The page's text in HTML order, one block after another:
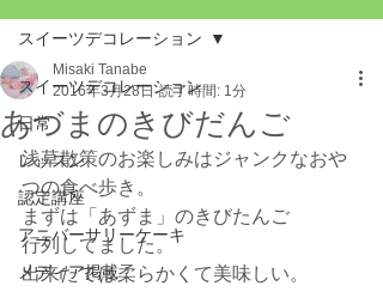
スイーツデコレーション
日常
レッスン
認定講座
アニバーサリーケーキ
メディア掲載
スイーツデコレーション
あづまのきびだんご
Misaki Tanabe
2016年3月28日 読了時間: 1分
浅草散策のお楽しみはジャンクなおや
つの食べ歩き。
まずは「あずま」のきびたんご
行列してました。
出来たては柔らかくて美味しい。